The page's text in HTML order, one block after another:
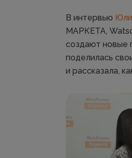
В интервью
МАРКЕТА,
создают новые
поделилась
и рассказала,